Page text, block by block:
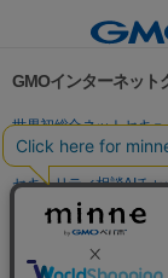
GMOインターネット
世界初総合ネットセキュ
パスワード漏洩診断
セキュリティ相談AIチャ
実在証明・盗聴対策
サイバー攻撃対策（